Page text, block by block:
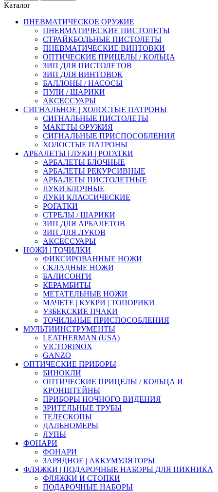
Каталог
ПНЕВМАТИЧЕСКОЕ ОРУЖИЕ
ПНЕВМАТИЧЕСКИЕ ПИСТОЛЕТЫ
СТРАЙКБОЛЬНЫЕ ПИСТОЛЕТЫ
ПНЕВМАТИЧЕСКИЕ ВИНТОВКИ
ОПТИЧЕСКИЕ ПРИЦЕЛЫ / КОЛЬЦА
ЗИП ДЛЯ ПИСТОЛЕТОВ
ЗИП ДЛЯ ВИНТОВОК
БАЛЛОНЫ / НАСОСЫ
ПУЛИ / ШАРИКИ
АКСЕССУАРЫ
СИГНАЛЬНОЕ | ХОЛОСТЫЕ ПАТРОНЫ
СИГНАЛЬНЫЕ ПИСТОЛЕТЫ
МАКЕТЫ ОРУЖИЯ
СИГНАЛЬНЫЕ ПРИСПОСОБЛЕНИЯ
ХОЛОСТЫЕ ПАТРОНЫ
АРБАЛЕТЫ | ЛУКИ | РОГАТКИ
АРБАЛЕТЫ БЛОЧНЫЕ
АРБАЛЕТЫ РЕКУРСИВНЫЕ
АРБАЛЕТЫ ПИСТОЛЕТНЫЕ
ЛУКИ БЛОЧНЫЕ
ЛУКИ КЛАССИЧЕСКИЕ
РОГАТКИ
СТРЕЛЫ / ШАРИКИ
ЗИП ДЛЯ АРБАЛЕТОВ
ЗИП ДЛЯ ЛУКОВ
АКСЕССУАРЫ
НОЖИ | ТОЧИЛКИ
ФИКСИРОВАННЫЕ НОЖИ
СКЛАДНЫЕ НОЖИ
БАЛИСОНГИ
КЕРАМБИТЫ
МЕТАТЕЛЬНЫЕ НОЖИ
МАЧЕТЕ | КУКРИ | ТОПОРИКИ
УЗБЕКСКИЕ ПЧАКИ
ТОЧИЛЬНЫЕ ПРИСПОСОБЛЕНИЯ
МУЛЬТИИНСТРУМЕНТЫ
LEATHERMAN (USA)
VICTORINOX
GANZO
ОПТИЧЕСКИЕ ПРИБОРЫ
БИНОКЛИ
ОПТИЧЕСКИЕ ПРИЦЕЛЫ / КОЛЬЦА И
КРОНШТЕЙНЫ
ПРИБОРЫ НОЧНОГО ВИДЕНИЯ
ЗРИТЕЛЬНЫЕ ТРУБЫ
ТЕЛЕСКОПЫ
ДАЛЬНОМЕРЫ
ЛУПЫ
ФОНАРИ
ФОНАРИ
ЗАРЯДНОЕ | АККУМУЛЯТОРЫ
ФЛЯЖКИ | ПОДАРОЧНЫЕ НАБОРЫ ДЛЯ ПИКНИКА
ФЛЯЖКИ И СТОПКИ
ПОДАРОЧНЫЕ НАБОРЫ